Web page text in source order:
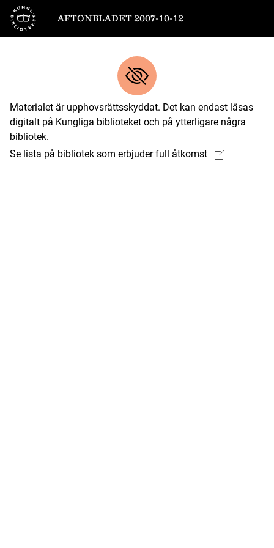
Till startsidan
AFTONBLADET 2007-10-12
Materialet är upphovsrättsskyddat. Det kan endast läsas
digitalt på Kungliga biblioteket och på ytterligare några
bibliotek.
Se lista på bibliotek som erbjuder full åtkomst